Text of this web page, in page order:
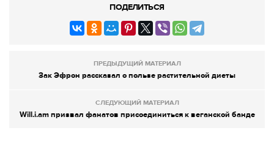
ПОДЕЛИТЬСЯ
ПРЕДЫДУЩИЙ МАТЕРИАЛ
Зак Эфрон рассказал о пользе растительной диеты
СЛЕДУЮЩИЙ МАТЕРИАЛ
Will.i.am призвал фанатов присоединиться к веганской банде